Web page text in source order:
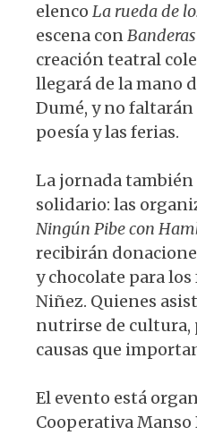
elenco La rueda de
escena con
creación teatral
llegará de la mano
Dumé, y no faltarán
poesía y las ferias.
La jornada
solidario: las
Ningún Pibe con
recibirán
y chocolate para
Niñez. Quienes
nutrirse de cultura,
causas que
El evento está
Cooperativa Manso